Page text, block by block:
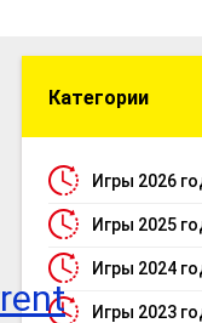
Категории
Игры 2026
Игры 2025
Игры 2024
Игры 2023